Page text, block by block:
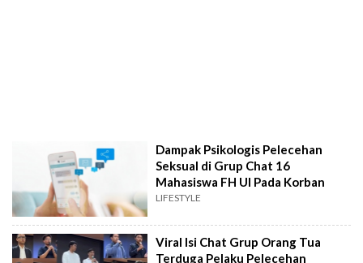
Dampak Psikologis Pelecehan
Seksual di Grup Chat 16
Mahasiswa FH UI Pada Korban
LIFESTYLE
Viral Isi Chat Grup Orang Tua
Terduga Pelaku Pelecehan